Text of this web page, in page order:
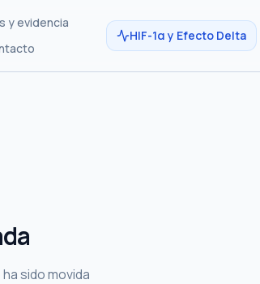
y evidencia
HIF-1α y Efecto Delta
sido movida